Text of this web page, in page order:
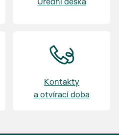
Úřední deska
Kontakty
a otvírací doba